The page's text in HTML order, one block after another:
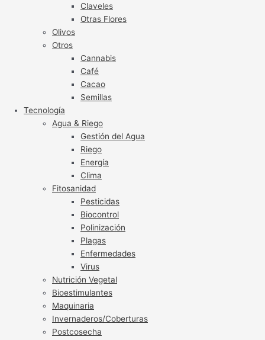
Claveles
Otras Flores
Olivos
Otros
Cannabis
Café
Cacao
Semillas
Tecnología
Agua & Riego
Gestión del Agua
Riego
Energía
Clima
Fitosanidad
Pesticidas
Biocontrol
Polinización
Plagas
Enfermedades
Virus
Nutrición Vegetal
Bioestimulantes
Maquinaria
Invernaderos/Coberturas
Postcosecha